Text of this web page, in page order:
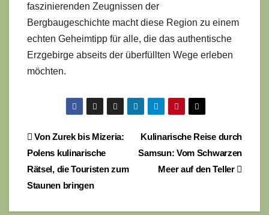
faszinierenden Zeugnissen der
Bergbaugeschichte macht diese Region zu einem
echten Geheimtipp für alle, die das authentische
Erzgebirge abseits der überfüllten Wege erleben
möchten.
Beitragsnavigation
Kulinarische Reise durch
Samsun: Vom Schwarzen
Meer auf den Teller
Von Zurek bis Mizeria:
Polens kulinarische
Rätsel, die Touristen zum
Staunen bringen